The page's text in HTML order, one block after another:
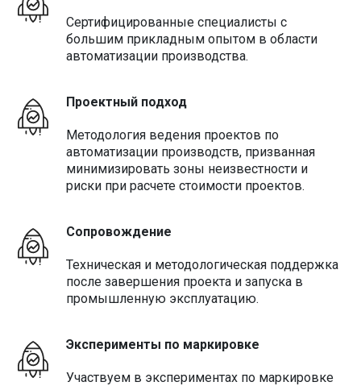
Сертифицированные специалисты с
большим прикладным опытом в области
автоматизации производства.
Проектный подход
Методология ведения проектов по
автоматизации производств, призванная
минимизировать зоны неизвестности и
риски при расчете стоимости проектов.
Сопровождение
Техническая и методологическая поддержка
после завершения проекта и запуска в
промышленную эксплуатацию.
Эксперименты по маркировке
Участвуем в экспериментах по маркировке